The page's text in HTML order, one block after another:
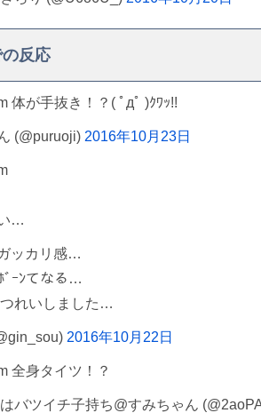
反応
体が手抜き！？( ﾟдﾟ )ｸﾜｯ!!
(@puruoji) 2016年10月23日
…
ッカリ感…
ﾞｰﾝてなる…
れいしました…
2016年10月22日
全身タイツ！？
バツイチ子持ち@すみちゃん